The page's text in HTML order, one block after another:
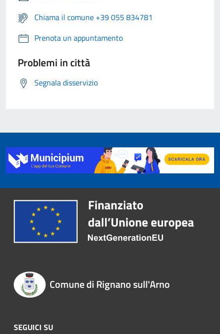
Chiama il comune +39 055 834781
Prenota un appuntamento
Problemi in città
Segnala disservizio
Comune di Rignano sull'Arno
SEGUICI SU